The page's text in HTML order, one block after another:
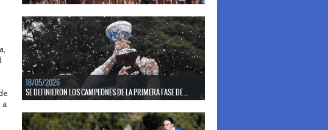
a
22/05/2026
LAS LEONAS CONVOCADAS PARA LA VENTANA EUROPEA DE P...
En junio, el seleccionado nacional disputará las últimas dos
ventanas de Pro League 2025-26 en Bélgica e Inglaterra.
LEER MÁS
18/05/2026
SE DEFINIERON LOS CAMPEONES DE LA PRIMERA FASE DE ...
mejores clubes del país.